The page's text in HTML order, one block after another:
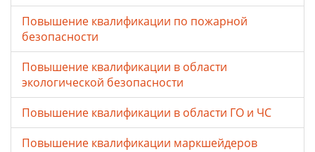
Повышение квалификации по пожарной
безопасности
Повышение квалификации в области
экологической безопасности
Повышение квалификации в области ГО и ЧС
Повышение квалификации маркшейдеров